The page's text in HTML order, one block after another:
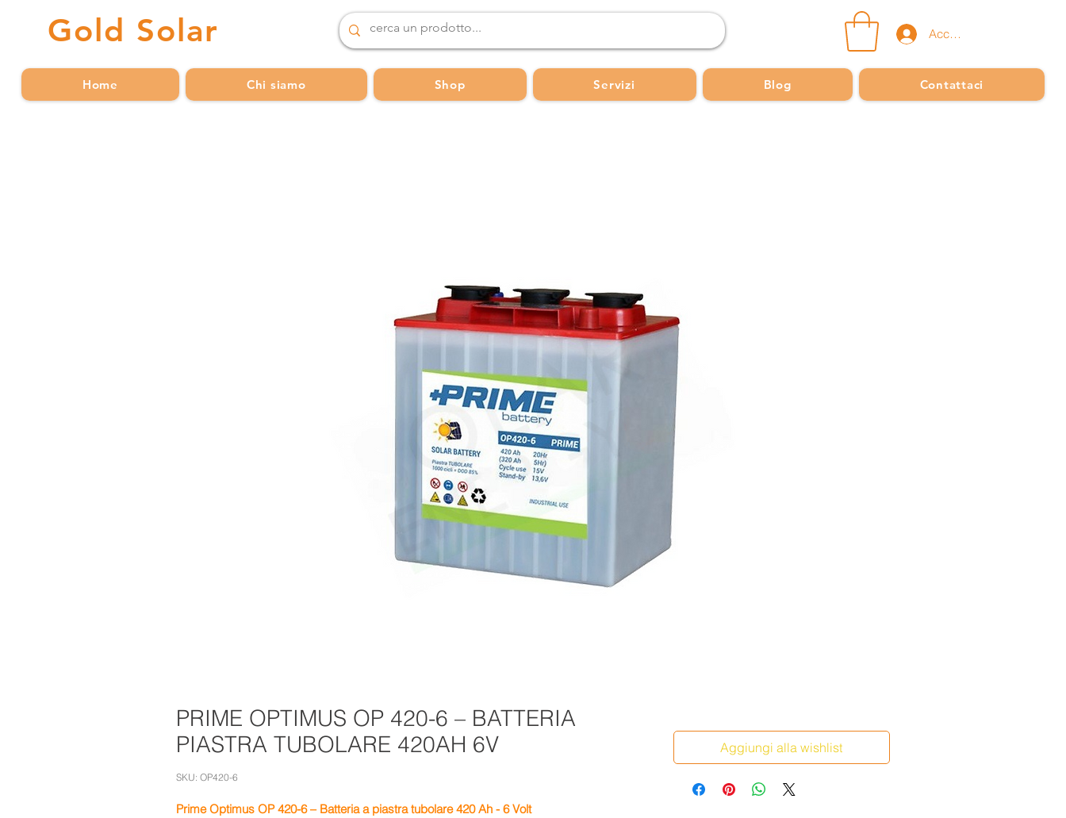
Gold Solar Accedi
Home Chi siamo Shop Servizi Blog Contattaci
PRIME OPTIMUS OP 420-6 – BATTERIA
PIASTRA TUBOLARE 420AH 6V
SKU: OP420-6
Prime Optimus OP 420-6 – Batteria a piastra tubolare 420 Ah - 6 Volt
Aggiungi alla wishlist